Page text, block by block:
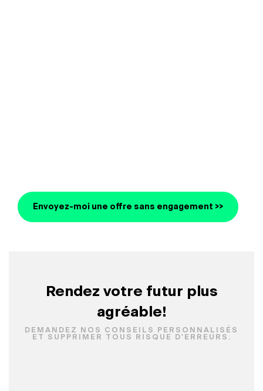
Envoyez-moi une offre sans engagement >>
Rendez votre futur plus
agréable!
DEMANDEZ NOS CONSEILS PERSONNALISÉS
ET SUPPRIMER TOUS RISQUE D'ERREURS.